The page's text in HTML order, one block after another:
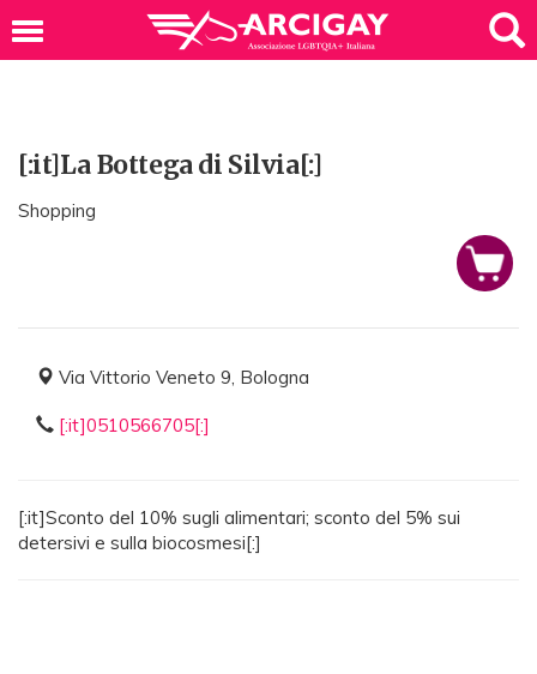
[:it]La Bottega di Silvia[:]
Shopping
Via Vittorio Veneto 9, Bologna
[:it]0510566705[:]
[:it]Sconto del 10% sugli alimentari; sconto del 5% sui
detersivi e sulla biocosmesi[:]